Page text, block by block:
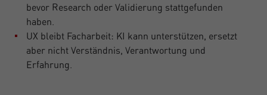
bevor Research oder Validierung stattgefunden
haben.
UX bleibt Facharbeit: KI kann unterstützen, ersetzt
aber nicht Verständnis, Verantwortung und
Erfahrung.